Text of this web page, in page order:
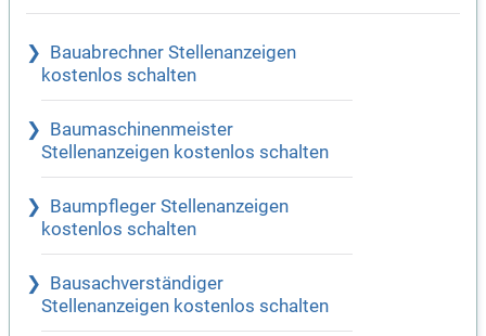
Bauabrechner Stellenanzeigen
kostenlos schalten
Baumaschinenmeister
Stellenanzeigen kostenlos schalten
Baumpfleger Stellenanzeigen
kostenlos schalten
Bausachverständiger
Stellenanzeigen kostenlos schalten